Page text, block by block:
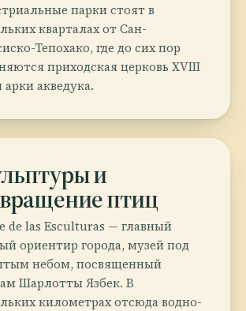
парки стоят в
кварталах от Сан-
Тепохако, где до сих пор
приходская церковь XVIII
арки акведука.
и
птиц
de las Esculturas — главный
ориентир города, музей под
небом, посвященный
Шарлотты Язбек. В
километрах отсюда водно-